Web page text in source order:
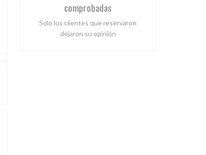
comprobadas
Solo los clientes que reservaron
dejaron su opinión